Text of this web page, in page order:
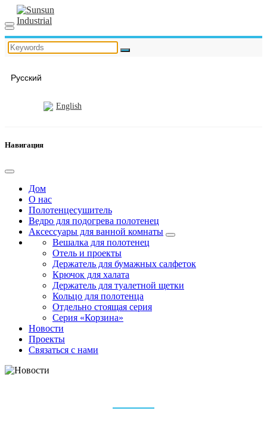
Русский
English
Навигация
Дом
О нас
Полотенцесушитель
Ведро для подогрева полотенец
Аксессуары для ванной комнаты
Вешалка для полотенец
Отель и проекты
Держатель для бумажных салфеток
Крючок для халата
Держатель для туалетной щетки
Кольцо для полотенца
Отдельно стоящая серия
Серия «Корзина»
Новости
Проекты
Связаться с нами